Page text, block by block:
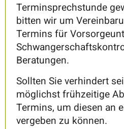
Terminsprechstunde
bitten wir um
Termins für
Beratungen.
Sollten Sie verhindert
möglichst frühzeitige
Termins, um diesen an
vergeben zu können.